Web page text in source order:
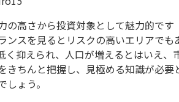
の高さから投資対象として魅力的です
ンスを見るとリスクの高いエリアでも
く抑えられ、人口が増えるとはいえ、
きちんと把握し、見極める知識が必要
ょう。